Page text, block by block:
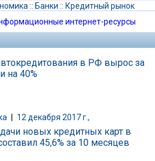
:: Банки :: Кредитный рынок
интернет-ресурсы
в РФ вырос за
на 40%
| 12 декабря 2017 г.,
новых кредитных карт в
45,6% за 10 месяцев